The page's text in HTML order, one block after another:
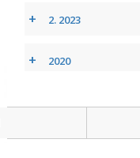
+ 2. 2023
+ 2020
+ 2016